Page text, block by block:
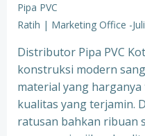
Pipa PVC
Ratih | Marketing Office -
Distributor Pipa PVC
konstruksi modern
material yang
kualitas yang terjamin.
ratusan bahkan ribuan